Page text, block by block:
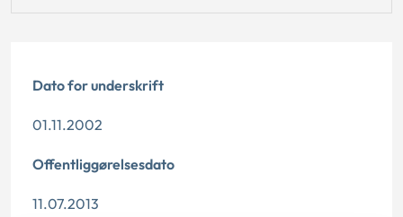
Dato for underskrift
01.11.2002
Offentliggørelsesdato
11.07.2013